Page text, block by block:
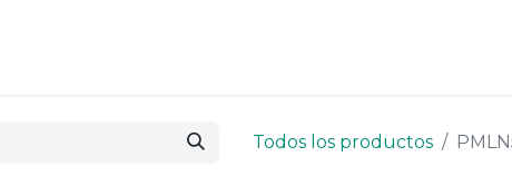
Todos los productos